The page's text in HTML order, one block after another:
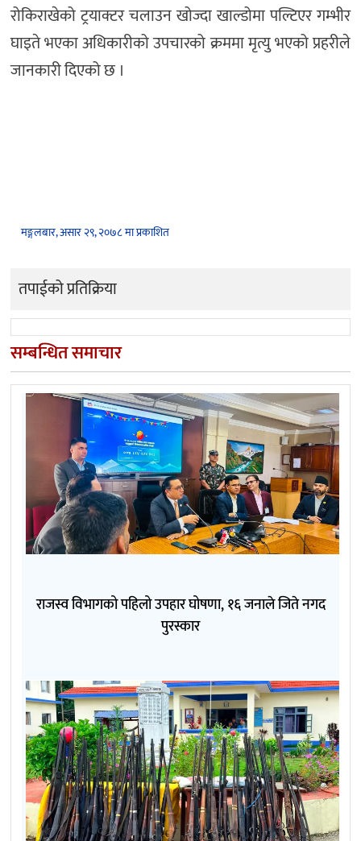
रोकिराखेको ट्रयाक्टर चलाउन खोज्दा खाल्डोमा पल्टिएर गम्भीर
घाइते भएका अधिकारीको उपचारको क्रममा मृत्यु भएको प्रहरीले
जानकारी दिएको छ ।
मङ्गलबार, असार २९, २०७८ मा प्रकाशित
तपाईको प्रतिक्रिया
सम्बन्धित समाचार
राजस्व विभागको पहिलो उपहार घोषणा, १६ जनाले जिते नगद
पुरस्कार